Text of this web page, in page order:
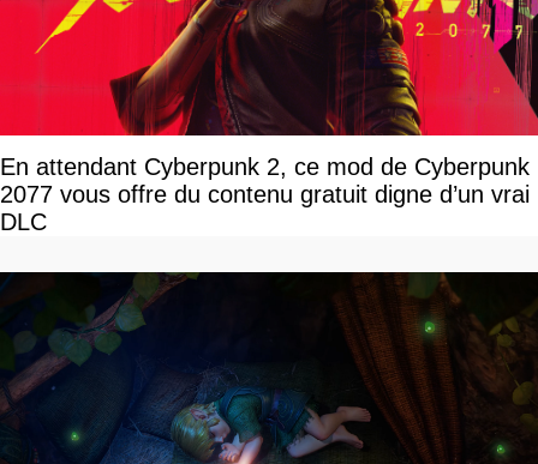
En attendant Cyberpunk 2, ce mod de Cyberpunk
2077 vous offre du contenu gratuit digne d’un vrai
DLC